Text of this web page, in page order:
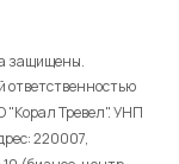
защищены.
ответственностью
"Корал Тревел". УНП
220007,